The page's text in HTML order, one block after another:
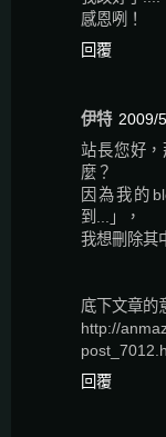
感恩咧！
回覆
伊特 2009/
站長您好
麼？
因為我的
到...」，
我想刪除其
底下文章的
http://
回覆